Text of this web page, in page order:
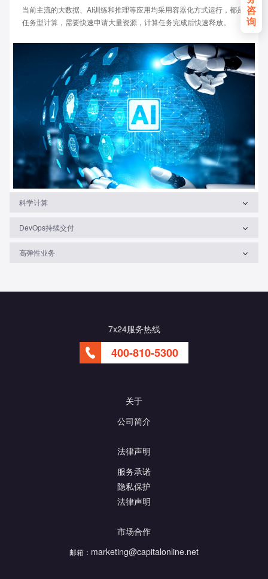
咨
询
当前主流的大数据、AI训练和推理等应用均采用容器化方式运行，都是
任务型计算，需要快速申请大量资源，计算任务完成后快速释放。
科学计算
DevOps持续交付
高弹性业务
7x24服务热线
400-810-5300
关于
公司简介
法律声明
服务承诺
隐私保护
法律声明
市场合作
邮箱： marketing@capitalonline.net